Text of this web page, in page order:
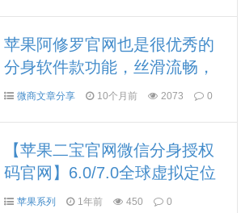
苹果阿修罗官网也是很优秀的
分身软件款功能，丝滑流畅，
拒绝卡顿，不崩溃，支持批量
微商文章分享 10个月前 2073 0
【苹果二宝官网微信分身授权
码官网】6.0/7.0全球虚拟定位
发圈虚拟定位朋友圈跟随转发
苹果系列 1年前 450 0